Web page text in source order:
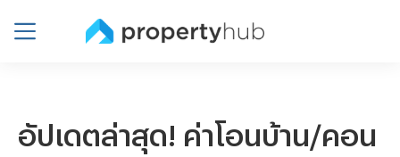
อัปเดตล่าสุด! ค่าโอนบ้าน/คอน